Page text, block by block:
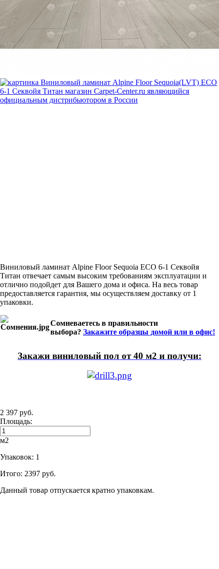
Виниловый ламинат Alpine Floor Sequoia ЕСО 6-1 Секвойя
Титан отвечает самым высоким требованиям эксплуатации и
отлично подойдет для Вашего дома и офиса. На весь товар
предоставляется гарантия, мы осуществляем доставку от 1
упаковки.
Сомневаетесь в правильности
выбора? Закажите образцы домой или в офис!
Закажи виниловый пол от 40 м2 и получи:
2 397 руб.
Площадь:
м2
Упаковок: 1
Итого: 2397 руб.
Данный товар отпускается кратно упаковкам.